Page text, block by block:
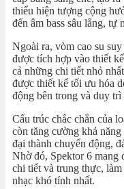
thiểu hiện tượng cộng
đến âm bass sâu lắng, tự
Ngoài ra, vòm cao su
được tích hợp vào thiết
cả những chi tiết nhỏ
được thiết kế tối ưu hóa
động bên trong và duy
Cấu trúc chắc chắn của
còn tăng cường khả
đại thành chuyển động,
Nhờ đó, Spektor 6 mang
chi tiết và trung thực,
nhạc khó tính nhất.